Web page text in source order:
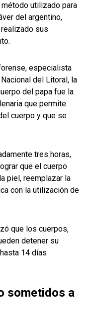
utilizado para
del argentino,
sus
especialista
del Litoral, la
del papa fue la
que permite
cuerpo y que se
tres horas,
que el cuerpo
piel, reemplazar la
con la utilización de
que los cuerpos,
detener su
14 días
sometidos a